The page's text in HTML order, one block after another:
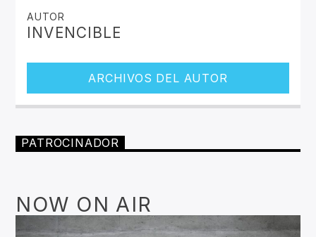
AUTOR
INVENCIBLE
ARCHIVOS DEL AUTOR
PATROCINADOR
NOW ON AIR